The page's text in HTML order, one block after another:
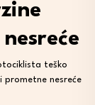
teško
prometne nesreće